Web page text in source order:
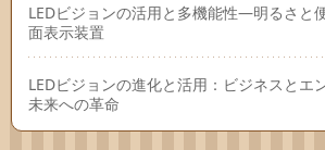
LEDビジョンの活用と多機能性―明るさと
面表示装置
LEDビジョンの進化と活用：ビジネスとエ
未来への革命